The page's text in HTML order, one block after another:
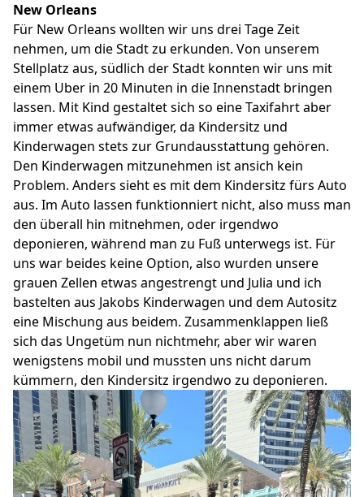
New Orleans
Für New Orleans wollten wir uns drei Tage Zeit
nehmen, um die Stadt zu erkunden. Von unserem
Stellplatz aus, südlich der Stadt konnten wir uns mit
einem Uber in 20 Minuten in die Innenstadt bringen
lassen. Mit Kind gestaltet sich so eine Taxifahrt aber
immer etwas aufwändiger, da Kindersitz und
Kinderwagen stets zur Grundausstattung gehören.
Den Kinderwagen mitzunehmen ist ansich kein
Problem. Anders sieht es mit dem Kindersitz fürs Auto
aus. Im Auto lassen funktionniert nicht, also muss man
den überall hin mitnehmen, oder irgendwo
deponieren, während man zu Fuß unterwegs ist. Für
uns war beides keine Option, also wurden unsere
grauen Zellen etwas angestrengt und Julia und ich
bastelten aus Jakobs Kinderwagen und dem Autositz
eine Mischung aus beidem. Zusammenklappen ließ
sich das Ungetüm nun nichtmehr, aber wir waren
wenigstens mobil und mussten uns nicht darum
kümmern, den Kindersitz irgendwo zu deponieren.